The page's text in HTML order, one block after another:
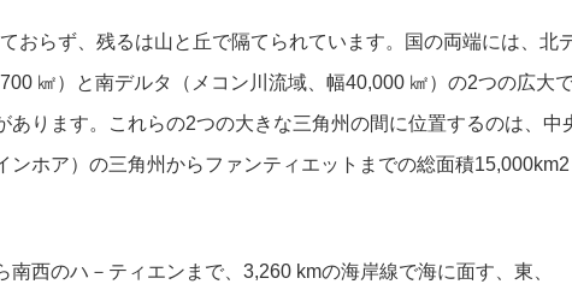
おらず、残るは山と丘で隔てられています。国の両端には、北
㎢）と南デルタ（メコン川流域、幅40,000 ㎢）の2つの広大
あります。これらの2つの大きな三角州の間に位置するのは、中
ンホア）の三角州からファンティエットまでの総面積15,000km2
西のハ－ティエンまで、3,260 kmの海岸線で海に面す、東、